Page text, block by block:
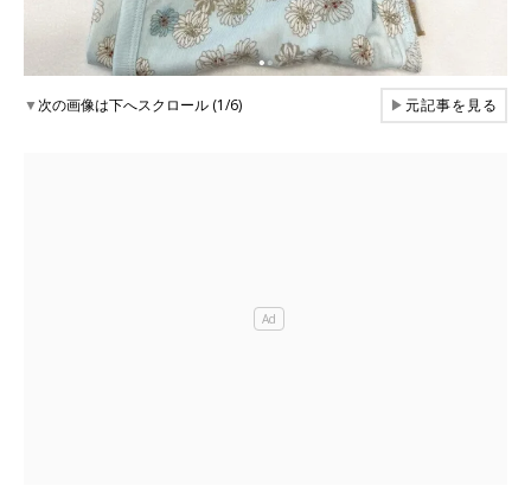
▼次の画像は下へスクロール (1/6) ▶元記事を見る